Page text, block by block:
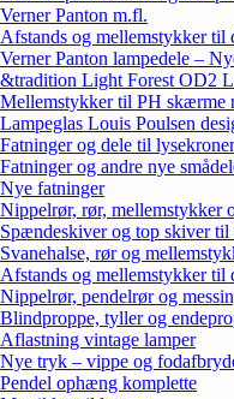
Verner Panton m.fl.
Afstands og mellemstykker til
Verner Panton lampedele –
&tradition Light Forest OD2
Mellemstykker til PH skærme
Lampeglas Louis Poulsen
Fatninger og dele til lysekroner
Fatninger og andre nye
Nye fatninger
Nippelrør, rør, mellemstykker
Spændeskiver og top skiver til
Svanehalse, rør og
Afstands og mellemstykker til
Nippelrør, pendelrør og
Blindproppe, tyller og
Aflastning vintage lamper
Nye tryk – vippe og
Pendel ophæng komplette